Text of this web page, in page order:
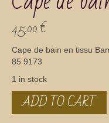
45,00€
Cape de bain en tissu
85 9173
1 in stock
CapeADD TO CART